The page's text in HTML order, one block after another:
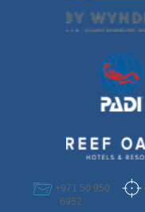
+971 50 950
6952